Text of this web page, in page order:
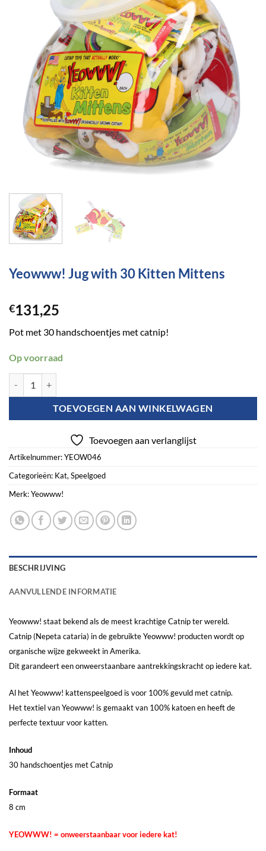
Yeowww! Jug with 30 Kitten Mittens
€131,25
Pot met 30 handschoentjes met catnip!
Op voorraad
TOEVOEGEN AAN WINKELWAGEN
Toevoegen aan verlanglijst
Artikelnummer:YEOW046
Categorieën: Kat, Speelgoed
Merk:Yeowww!
BESCHRIJVING
AANVULLENDE INFORMATIE
Yeowww! staat bekend als de meest krachtige Catnip ter wereld.
Catnip (Nepeta cataria) in de gebruikte Yeowww! producten wordt op
organische wijze gekweekt in Amerika.
Dit garandeert een onweerstaanbare aantrekkingskracht op iedere kat.
Al het Yeowww! kattenspeelgoed is voor 100% gevuld met catnip.
Het textiel van Yeowww! is gemaakt van 100% katoen en heeft de
perfecte textuur voor katten.
Inhoud
30 handschoentjes met Catnip
Formaat
8 cm
YEOWWW! = onweerstaanbaar voor iedere kat!